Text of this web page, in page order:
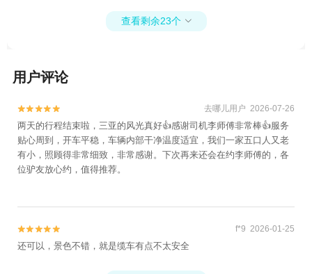
查看剩余23个 
用户评论

 去哪儿用户 2026-07-26
两天的行程结束啦，三亚的风光真好👍感谢司机李师傅非常棒👍服务
贴心周到，开车平稳，车辆内部干净温度适宜，我们一家五口人又老
有小，照顾得非常细致，非常感谢。下次再来还会在约李师傅的，各
位驴友放心约，值得推荐。

 f*9 2026-01-25
还可以，景色不错，就是缆车有点不太安全